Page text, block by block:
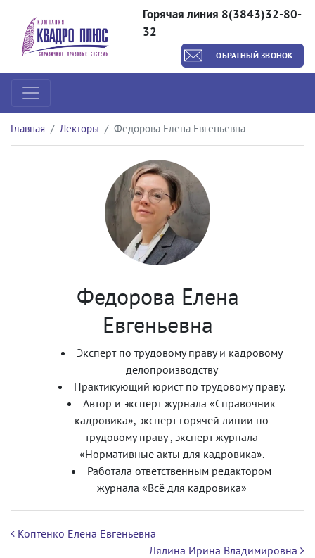
Горячая линия 8(3843)32-80-
32
ОБРАТНЫЙ ЗВОНОК
Главная Лекторы Федорова Елена Евгеньевна
Федорова Елена
Евгеньевна
Эксперт по трудовому праву и кадровому
делопроизводству
Практикующий юрист по трудовому праву.
Автор и эксперт журнала «Справочник
кадровика», эксперт горячей линии по
трудовому праву , эксперт журнала
«Нормативные акты для кадровика».
Работала ответственным редактором
журнала «Всё для кадровика»
Навигация по записям
Коптенко Елена Евгеньевна
Лялина Ирина Владимировна